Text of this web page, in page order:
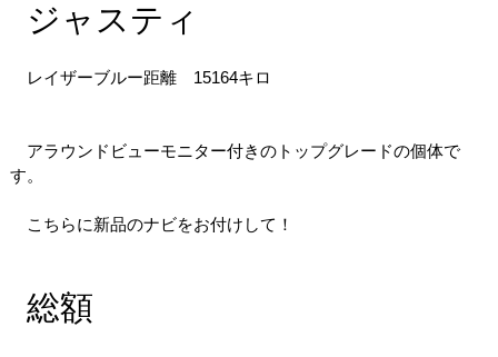
ジャスティ
レイザーブルー距離 15164キロ
アラウンドビューモニター付きのトップグレードの個体で
す。
こちらに新品のナビをお付けして！
総額